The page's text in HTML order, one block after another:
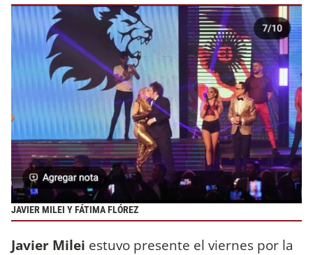
JAVIER MILEI Y FÁTIMA FLÓREZ
Javier Milei estuvo presente el viernes por la